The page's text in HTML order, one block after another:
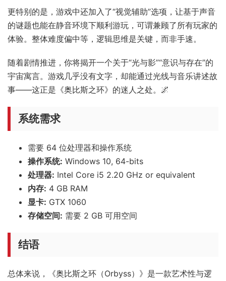
更特别的是，游戏中还加入了“视觉辅助”选项，让基于声音
的谜题也能在静音环境下顺利游玩，可谓兼顾了所有玩家的
体验。整体难度偏中等，逻辑思维是关键，而非手速。
随着剧情推进，你将揭开一个关于“光与影”“意识与存在”的
宇宙寓言。游戏几乎没有文字，却能通过光线与音乐讲述故
事——这正是《奥比斯之环》的迷人之处。🌌
系统需求
需要 64 位处理器和操作系统
操作系统: Windows 10, 64-bits
处理器: Intel Core i5 2.20 GHz or equivalent
内存: 4 GB RAM
显卡: GTX 1060
存储空间: 需要 2 GB 可用空间
结语
总体来说，《奥比斯之环（Orbyss）》是一款艺术性与逻